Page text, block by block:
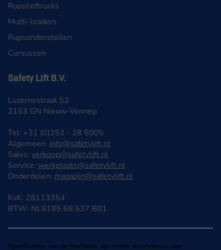
Specificaties van de machines zijn onder voorbehoud van
Safety Lift B.V.
Luzernestraat 52
2153 GN Nieuw-Vennep
Tel: +31 (0)252 - 28 5005
Algemeen: info@safetylift.nl
Sales: verkoop@safetylift.nl
Service: werkplaats@safetylift.nl
Onderdelen: magazijn@safetylift.nl
KvK: 28113354
BTW: NL8185.68.537.B01
Rupsheftrucks
Multi-loaders
Rupsonderstellen
Cursussen